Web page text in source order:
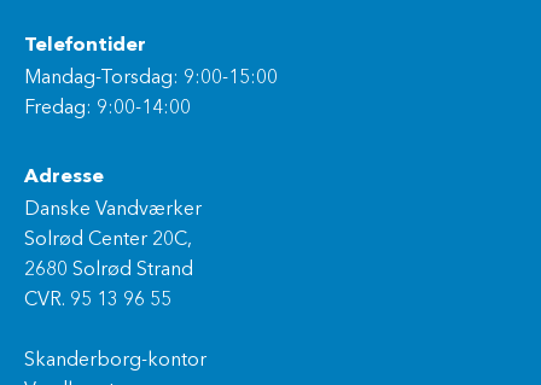
Telefontider
Mandag-Torsdag: 9:00-15:00
Fredag: 9:00-14:00
Adresse
Danske Vandværker
Solrød Center 20C,
2680 Solrød Strand
CVR. 95 13 96 55
Skanderborg-kontor